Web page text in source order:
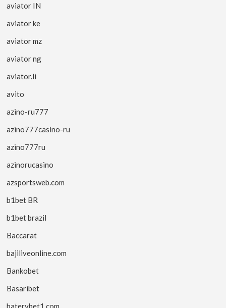
aviator IN
aviator ke
aviator mz
aviator ng
aviator.li
avito
azino-ru777
azino777casino-ru
azino777ru
azinorucasino
azsportsweb.com
b1bet BR
b1bet brazil
Baccarat
bajiliveonline.com
Bankobet
Basaribet
baterybet1.com